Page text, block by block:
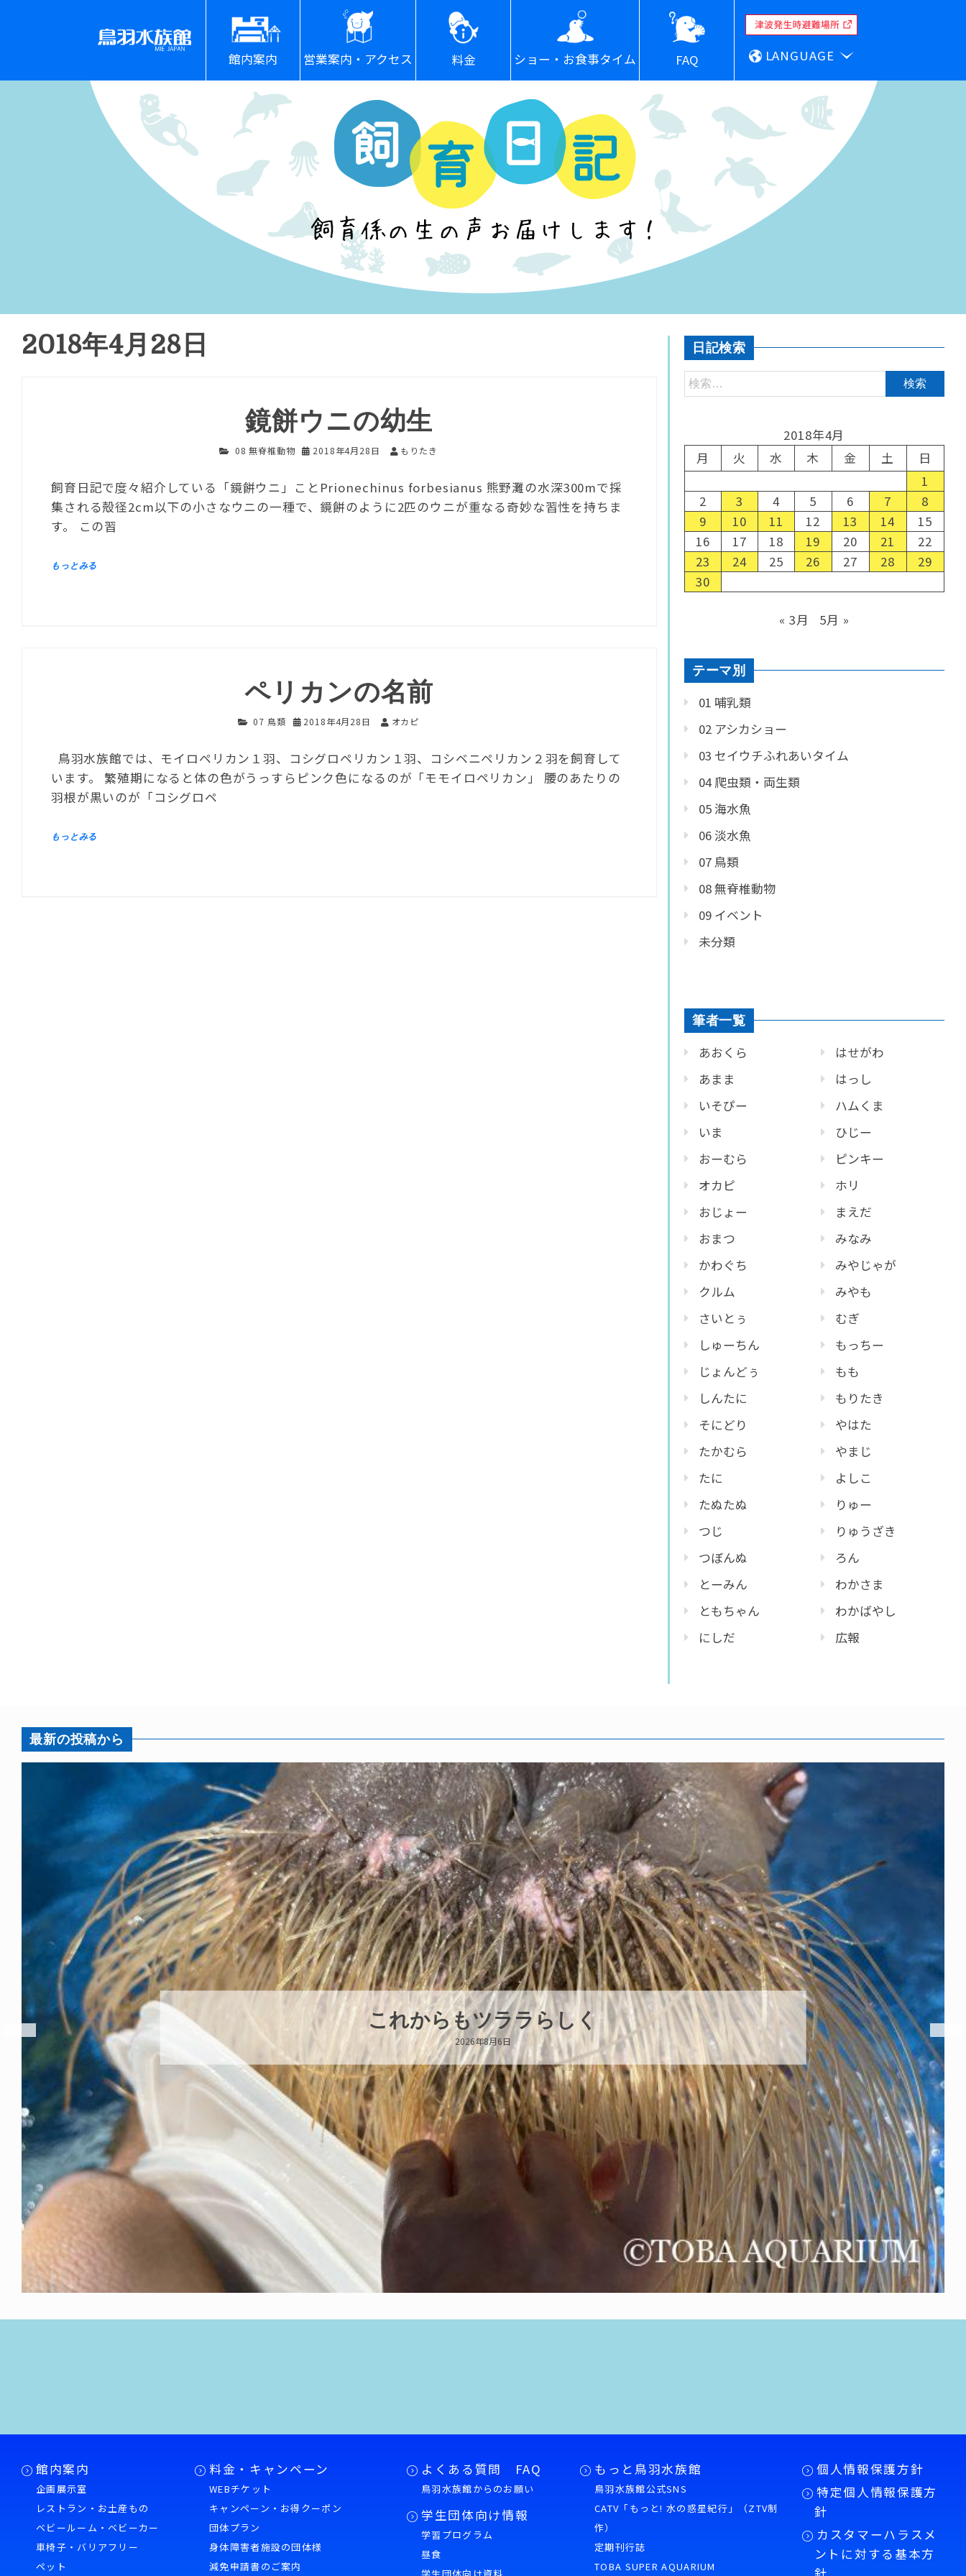
館内案内 営業案内・アクセス 料金 ショー・お食事タイム FAQ LANGUAGE
2018年4月28日
鏡餅ウニの幼生
08 無脊椎動物 2018年4月28日 もりたき
飼育日記で度々紹介している「鏡餅ウニ」ことPrionechinus forbesianus 熊野灘の水深300mで採
集される殻径2cm以下の小さなウニの一種で、鏡餅のように2匹のウニが重なる奇妙な習性を持ちま
す。 この習
ペリカンの名前
07 鳥類 2018年4月28日 オカピ
鳥羽水族館では、モイロペリカン１羽、コシグロペリカン１羽、コシベニペリカン２羽を飼育して
います。 繁殖期になると体の色がうっすらピンク色になるのが「モモイロペリカン」 腰のあたりの
羽根が黒いのが「コシグロペ
日記検索
2018年4月
月
火 水 木 金 土
日
1
2
3 4 5 6 7
8
9
10 11 12 13 14
15
16
17 18 19 20 21
22
23
24 25 26 27 28
29
30
« 3月 5月 »
テーマ別
01 哺乳類
02 アシカショー
03 セイウチふれあいタイム
04 爬虫類・両生類
05 海水魚
06 淡水魚
07 鳥類
08 無脊椎動物
09 イベント
未分類
筆者一覧
あおくら
あまま
いそぴー
いま
おーむら
オカピ
おじょー
おまつ
かわぐち
クルム
さいとぅ
しゅーちん
じょんどぅ
しんたに
そにどり
たかむら
たに
たぬたぬ
つじ
つぼんぬ
とーみん
ともちゃん
にしだ
はせがわ
はっし
ハムくま
ひじー
ピンキー
ホリ
まえだ
みなみ
みやじゃが
みやも
むぎ
もっちー
もも
もりたき
やはた
やまじ
よしこ
りゅー
りゅうざき
ろん
わかさま
わかばやし
広報
最新の投稿から
ハロー’s Birthday!!!
2026年8月6日
館内案内
企画展示室
レストラン・お土産もの
ベビールーム・ベビーカー
車椅子・バリアフリー
ペット
料金・キャンペーン
WEBチケット
キャンペーン・お得クーポン
団体プラン
身体障害者施設の団体様
減免申請書のご案内
よくある質問 FAQ
鳥羽水族館からのお願い
学生団体向け情報
学習プログラム
昼食
もっと鳥羽水族館
鳥羽水族館公式SNS
CATV「もっと! 水の惑星紀行」（ZTV制
作）
定期刊行誌
TOBA SUPER AQUARIUM
個人情報保護方針
特定個人情報保護方
針
カスタマーハラスメ
ントに対する基本方